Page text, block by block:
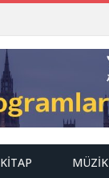
KITAP MÜZIK